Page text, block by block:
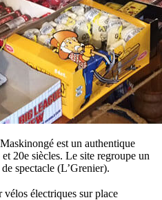
est un authentique
20e siècles. Le site regroupe un
spectacle (L’Grenier).
vélos électriques sur place